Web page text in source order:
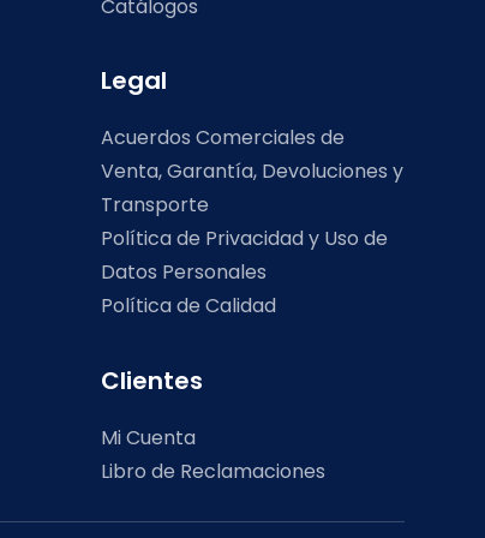
Catálogos
Legal
Acuerdos Comerciales de
Venta, Garantía, Devoluciones y
Transporte
Política de Privacidad y Uso de
Datos Personales
Política de Calidad
Clientes
Mi Cuenta
Libro de Reclamaciones